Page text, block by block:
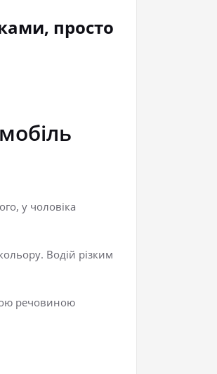
просто
у чоловіка
Водій різким
речовиною